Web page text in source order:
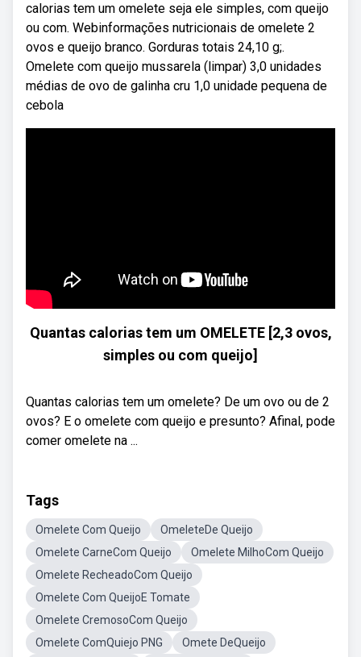
calorias tem um omelete seja ele simples, com queijo
ou com. Webinformações nutricionais de omelete 2
ovos e queijo branco. Gorduras totais 24,10 g;.
Omelete com queijo mussarela (limpar) 3,0 unidades
médias de ovo de galinha cru 1,0 unidade pequena de
cebola
Quantas calorias tem um OMELETE [2,3 ovos,
simples ou com queijo]
Quantas calorias tem um omelete? De um ovo ou de 2
ovos? E o omelete com queijo e presunto? Afinal, pode
comer omelete na ...
Tags
Omelete Com Queijo
OmeleteDe Queijo
Omelete CarneCom Queijo
Omelete MilhoCom Queijo
Omelete RecheadoCom Queijo
Omelete Com QueijoE Tomate
Omelete CremosoCom Queijo
Omelete ComQuiejo PNG
Omete DeQueijo